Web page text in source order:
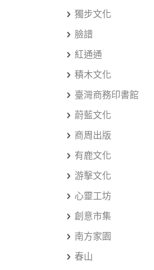
獨步文化
臉譜
紅通通
積木文化
臺灣商務印書館
蔚藍文化
商周出版
有鹿文化
游擊文化
心靈工坊
創意市集
南方家園
春山